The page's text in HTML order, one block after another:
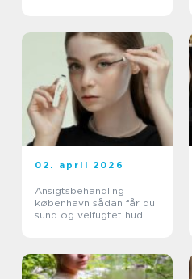
02. april 2026
Ansigtsbehandling
københavn sådan får du
sund og velfugtet hud